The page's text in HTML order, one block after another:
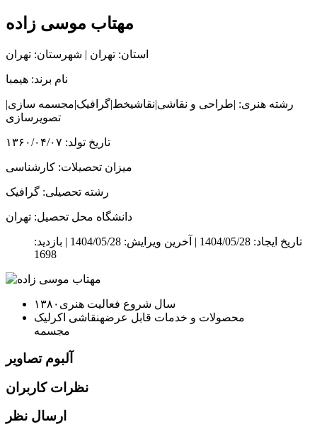
مهتاب موسی زاده
استان: تهران | شهرستان: تهران
نام برند: هیمبا
رشته هنری: |طراحی و نقاشی|نقاشیخط|گرافیک|مجسمه سازی|
تصویرسازی
تاریخ تولد: ۱۳۶۰/۰۴/۰۷
میزان تحصیلات: کارشناسی
رشته تحصیلی: گرافیک
دانشگاه محل تحصیل: تهران
تاریخ ایجاد: 1404/05/28 | آخرین ویرایش: 1404/05/28 |
بازدید:
1698
سال شروع فعالیت هنری ۱۳۸۰
محصولات و خدمات قابل عرضهنقاشی اکرلیک
مجسمه
آلبوم تصاویر
نظرات کاربران
ارسال نظر